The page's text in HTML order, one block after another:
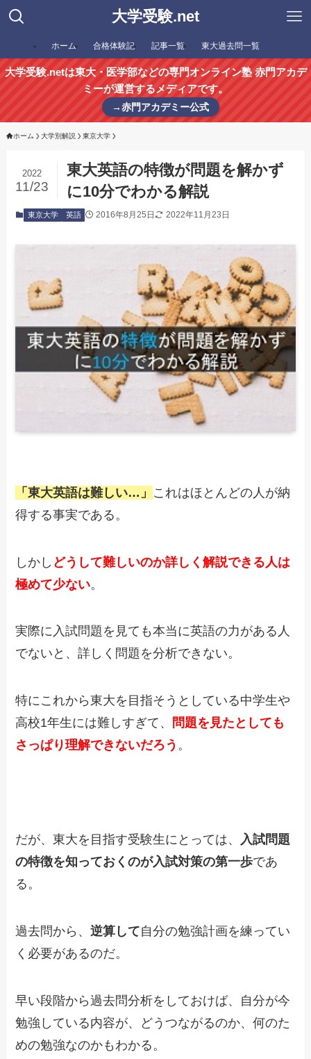
大学受験.net
ホーム 合格体験記 記事一覧 東大過去問一覧
大学受験.netは東大・医学部などの専門オンライン塾 赤門アカデ
ミーが運営するメディアです。
→赤門アカデミー公式
ホーム 大学別解説 東京大学
東大英語の特徴が問題を解かず
に10分でわかる解説
2022
11/23
東京大学 英語 2016年8月25日 2022年11月23日
「東大英語は難しい…」 これはほとんどの人が納
得する事実である。
しかし どうして難しいのか詳しく解説できる人は
極めて少ない。
実際に入試問題を見ても本当に英語の力がある人
でないと、詳しく問題を分析できない。
特にこれから東大を目指そうとしている中学生や
高校1年生には難しすぎて、
問題を見たとしても
さっぱり理解できないだろう 。
だが、東大を目指す受験生にとっては、
入試問題
の特徴を知っておくのが入試対策の第一歩であ
る。
過去問から、逆算して自分の勉強計画を練ってい
く必要があるのだ。
早い段階から過去問分析をしておけば、自分が今
勉強している内容が、どうつながるのか、何のた
めの勉強なのかもわかる。